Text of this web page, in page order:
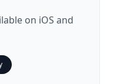
on iOS and